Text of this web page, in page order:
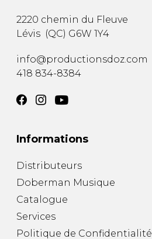
2220 chemin du Fleuve
Lévis (QC) G6W 1Y4
info@productionsdoz.com
418 834-8384
Informations
Distributeurs
Doberman Musique
Catalogue
Services
Politique de Confidentialité